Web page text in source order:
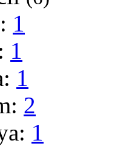
1
1
1
2
1